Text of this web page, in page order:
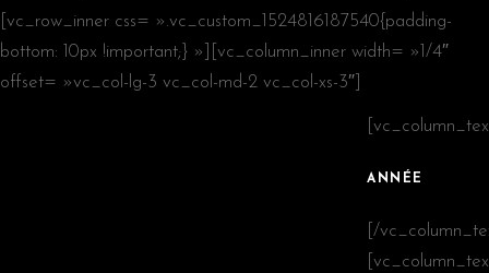
[vc_row_inner css= ».vc_custom_1524816187540{padding-
bottom: 10px !important;} »][vc_column_inner width= »1/4″
offset= »vc_col-lg-3 vc_col-md-2 vc_col-xs-3″]
ANNÉE
[/